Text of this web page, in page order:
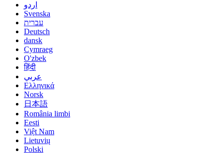
اردو
Svenska
עברית
Deutsch
dansk
Cymraeg
O'zbek
हिंदी
عربي
Ελληνικά
Norsk
日本語
România limbi
Eesti
Việt Nam
Lietuvių
Polski